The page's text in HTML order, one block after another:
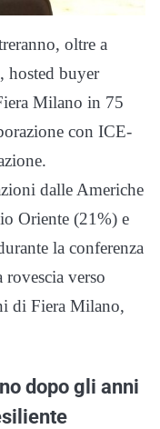
oltre a
hosted buyer
Milano in 75
con ICE-
dalle Americhe
Oriente (21%) e
la conferenza
rovescia verso
di Fiera Milano,
dopo gli anni